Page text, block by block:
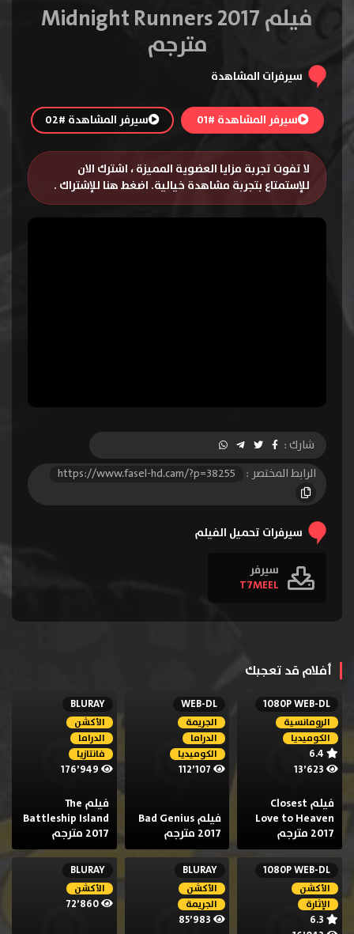
فيلم Midnight Runners 2017
مترجم
سيرفرات المشاهدة
سيرفر المشاهدة #01 سيرفر المشاهدة #02
لا تفوت تجربة مزايا العضوية المميزة ، اشترك الان
للإستمتاع بتجربة مشاهدة خيالية. اضغط هنا للإشتراك .
شارك :
الرابط المختصر :
https://www.fasel-hd.cam/?p=38255
سيرفرات تحميل الفيلم
سيرفر
T7MEEL
أفلام قد تعجبك
1080P WEB-DL
الرومانسية
الكوميديا
فيلم Closest
Love to Heaven
2017 مترجم
WEB-DL
الجريمة
الدراما
الكوميديا
112٬107
فيلم Bad Genius
2017 مترجم
BLURAY
الأكشن
الدراما
فانتازيا
فيلم The
Battleship Island
2017 مترجم
1080P WEB-DL
الأكشن
الإثارة
BLURAY
الأكشن
الجريمة
85٬983
BLURAY
الأكشن
72٬860